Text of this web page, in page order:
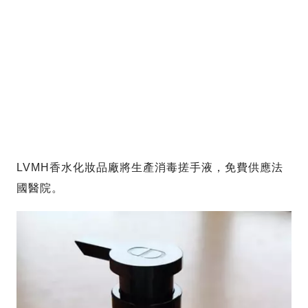
LVMH香水化妝品廠將生產消毒搓手液，免費供應法
國醫院。